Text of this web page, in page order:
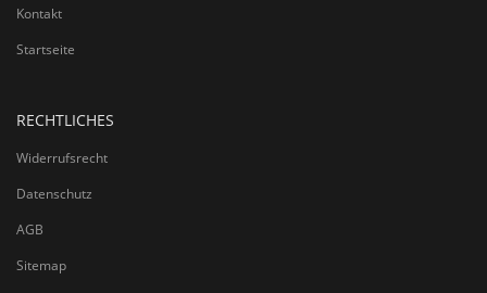
Kontakt
Startseite
RECHTLICHES
Widerrufsrecht
Datenschutz
AGB
Sitemap